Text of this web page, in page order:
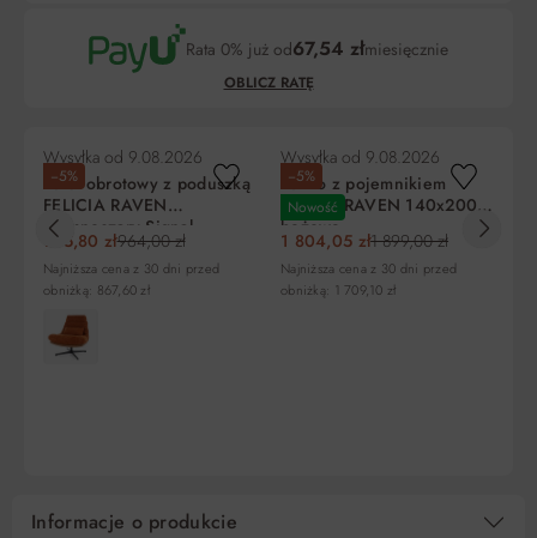
Rata 0% już od67,54 złmiesięcznie
OBLICZ RATĘ
Liczba
rat
Miesięczna
rata
RRSO Do zapłaty
Pośrednik kredytowy i organizacje finansujące
−5%
Wysyłka od 9.08.2026
Fotel obrotowy z poduszką
FELICIA RAVEN
ciemnoszary Signal
915,80 zł964,00 zł
Najniższa cena z 30 dni przed
obniżką: 867,60 zł
−5%
Nowość
Wysyłka od 9.08.2026
Łóżko z pojemnikiem
PARMA RAVEN 140x200
beżowe
1 804,05 zł1 899,00 zł
Najniższa cena z 30 dni przed
obniżką: 1 709,10 zł
Informacje o produkcie